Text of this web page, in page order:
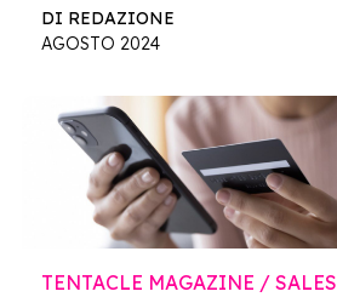
DI REDAZIONE
AGOSTO 2024
TENTACLE MAGAZINE / SALES